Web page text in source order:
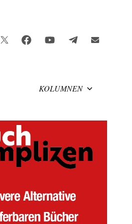
TwitterFacebookYouTubeTelegramNewsletter
KOLUMNEN